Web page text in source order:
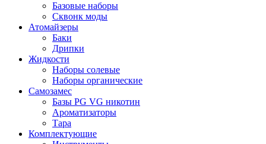
Базовые наборы
Сквонк моды
Атомайзеры
Баки
Дрипки
Жидкости
Наборы солевые
Наборы органические
Самозамес
Базы PG VG никотин
Ароматизаторы
Тара
Комплектующие